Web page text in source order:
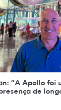
“A Apollo foi
de